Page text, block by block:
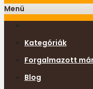
Menü
Kategóriák
Forgalmazott
Blog